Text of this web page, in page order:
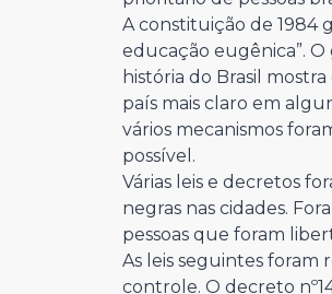
A constituição de 1984
educação eugênica”.
história do Brasil
país mais claro em
vários mecanismos
possível.
Várias leis e decretos
negras nas cidades.
pessoas que foram
As leis seguintes foram
controle. O decreto